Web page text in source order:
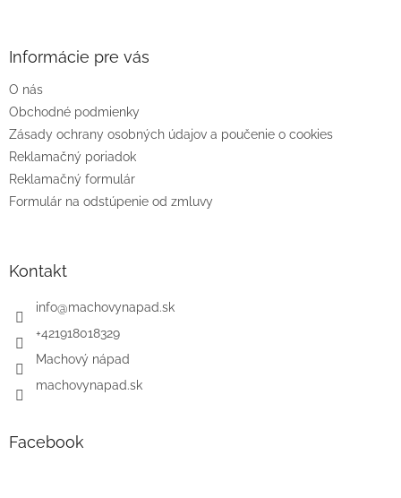
e
Informácie pre vás
O nás
Obchodné podmienky
Zásady ochrany osobných údajov a poučenie o cookies
Reklamačný poriadok
Reklamačný formulár
Formulár na odstúpenie od zmluvy
Kontakt
info@machovynapad.sk
+421918018329
Machový nápad
machovynapad.sk
Facebook